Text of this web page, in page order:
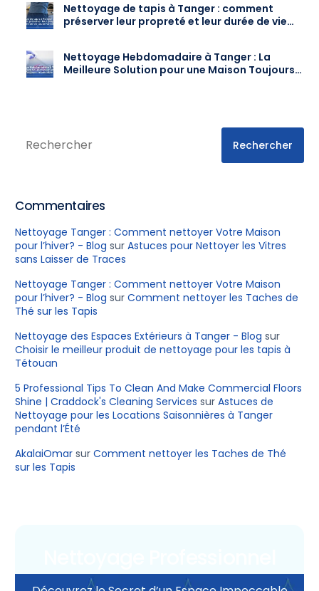
Nettoyage de tapis à Tanger : comment
préserver leur propreté et leur durée de vie
Nettoyage Hebdomadaire à Tanger : La
Meilleure Solution pour une Maison Toujours
Rechercher
Commentaires
Nettoyage Tanger : Comment nettoyer Votre Maison
pour l’hiver? - Blog surAstuces pour Nettoyer les Vitres
sans Laisser de Traces
Nettoyage Tanger : Comment nettoyer Votre Maison
pour l’hiver? - Blog surComment nettoyer les Taches de
Thé sur les Tapis
Nettoyage des Espaces Extérieurs à Tanger - Blog sur
Choisir le meilleur produit de nettoyage pour les tapis à
Tétouan
5 Professional Tips To Clean And Make Commercial Floors
Shine | Craddock's Cleaning Services surAstuces de
Nettoyage pour les Locations Saisonnières à Tanger
pendant l’Été
AkalaiOmar surComment nettoyer les Taches de Thé
sur les Tapis